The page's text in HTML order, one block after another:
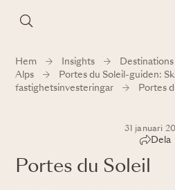
Hem Insights Destinations
Alps
Portes du Soleil-guiden:
fastighetsinvesteringar
Portes
31 januari
Dela
Portes du Soleil